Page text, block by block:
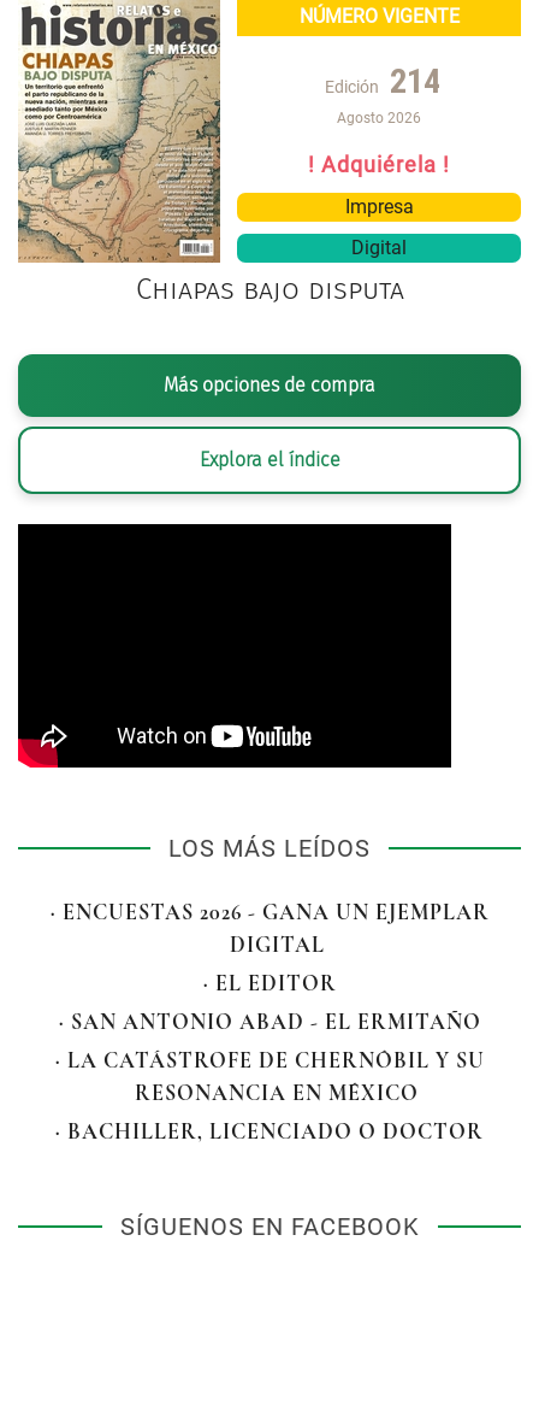
NÚMERO VIGENTE
Edición 214
Agosto 2026
! Adquiérela !
Impresa
Digital
Chiapas bajo disputa
Más opciones de compra
Explora el índice
LOS MÁS LEÍDOS
· ENCUESTAS 2026 - GANA UN EJEMPLAR
DIGITAL
· EL EDITOR
· SAN ANTONIO ABAD - EL ERMITAÑO
· LA CATÁSTROFE DE CHERNÓBIL Y SU
RESONANCIA EN MÉXICO
· BACHILLER, LICENCIADO O DOCTOR
SÍGUENOS EN FACEBOOK